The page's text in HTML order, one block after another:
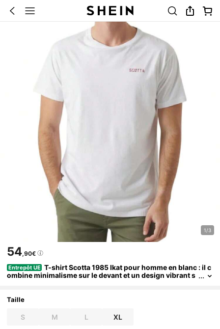
1/3
54,90€
Entrepôt UE T-shirt Scotta 1985 Ikat pour homme en blanc : il c
ombine minimalisme sur le devant et un design vibrant s
des shorts. Un vêtement équilibré et distinctif, parfait pour ce
Taille
S M L XL